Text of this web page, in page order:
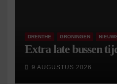
DRENTHE GRONINGEN
Extra late bussen
9 AUGUSTUS 2026